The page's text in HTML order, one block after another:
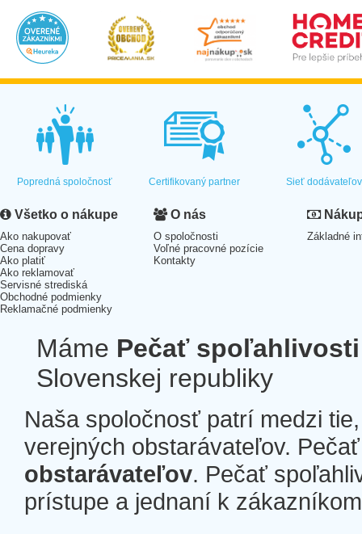
Popredná spoločnosť Certifikovaný partner Sieť dodávateľov
Všetko o nákupe
Ako nakupovať
Cena dopravy
Ako platiť
Ako reklamovať
Servisné strediská
Obchodné podmienky
Reklamačné podmienky
O nás
O spoločnosti
Voľné pracovné pozície
Kontakty
Základné
Máme Pečať spoľahlivosti
Slovenskej republiky
Naša spoločnosť patrí medzi
verejných obstarávateľov.
obstarávateľov. Pečať
prístupe a jednaní k